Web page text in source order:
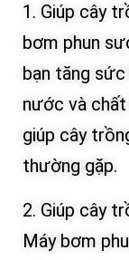
1. Giúp cây
bơm phun
bạn tăng
nước và
giúp cây
thường gặp.
2. Giúp cây
Máy bơm